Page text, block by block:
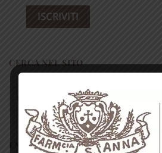
CERCA NEL SITO
I NOSTRI PRODOTTI